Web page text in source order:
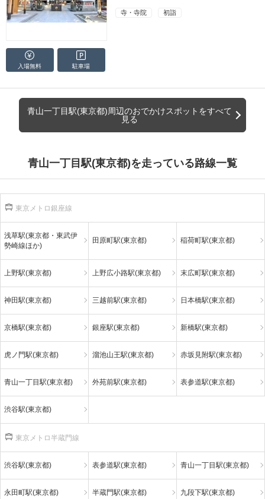
寺・寺院 初詣
入場無料 駐車場
青山一丁目駅(東京都)周辺のおでかけスポットをすべて
見る
青山一丁目駅(東京都)を走っている路線一覧
東京メトロ銀座線
浅草駅(東京都・東武伊
勢崎線ほか)
田原町駅(東京都) 稲荷町駅(東京都)
上野駅(東京都) 上野広小路駅(東京都) 末広町駅(東京都)
神田駅(東京都) 三越前駅(東京都) 日本橋駅(東京都)
京橋駅(東京都) 銀座駅(東京都) 新橋駅(東京都)
虎ノ門駅(東京都) 溜池山王駅(東京都) 赤坂見附駅(東京都)
青山一丁目駅(東京都) 外苑前駅(東京都) 表参道駅(東京都)
渋谷駅(東京都)
東京メトロ半蔵門線
渋谷駅(東京都) 表参道駅(東京都) 青山一丁目駅(東京都)
永田町駅(東京都) 半蔵門駅(東京都) 九段下駅(東京都)